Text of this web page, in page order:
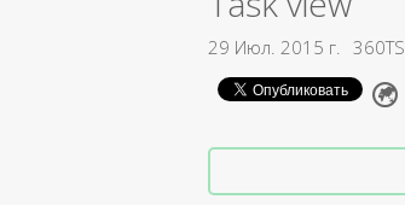
29 Июл. 2015 г. 360TS